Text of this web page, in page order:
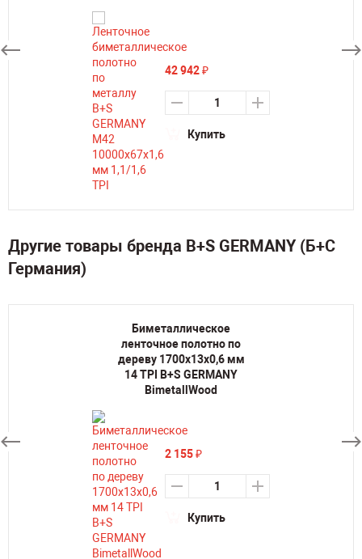
42 942₽
Купить
Другие товары бренда B+S GERMANY (Б+С
Германия)
Биметаллическое
ленточное полотно по
дереву 1700х13х0,6 мм
14 TPI B+S GERMANY
BimetallWood
2 155₽
Купить